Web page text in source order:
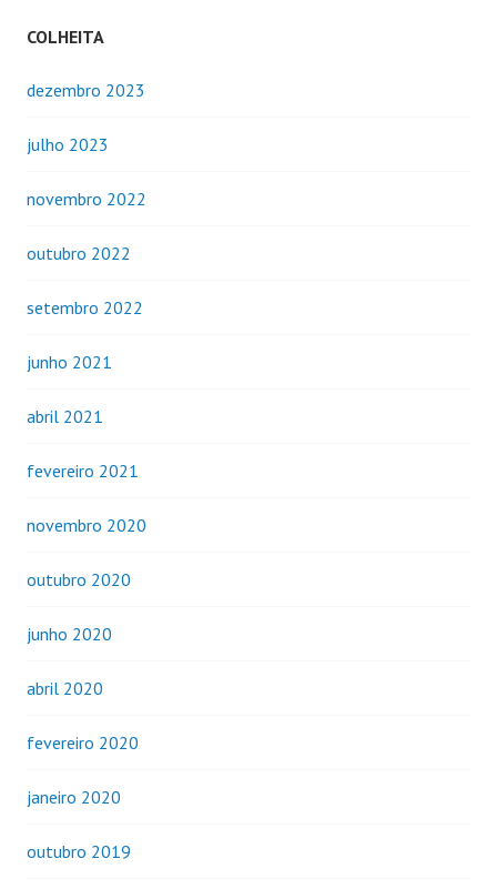
COLHEITA
dezembro 2023
julho 2023
novembro 2022
outubro 2022
setembro 2022
junho 2021
abril 2021
fevereiro 2021
novembro 2020
outubro 2020
junho 2020
abril 2020
fevereiro 2020
janeiro 2020
outubro 2019